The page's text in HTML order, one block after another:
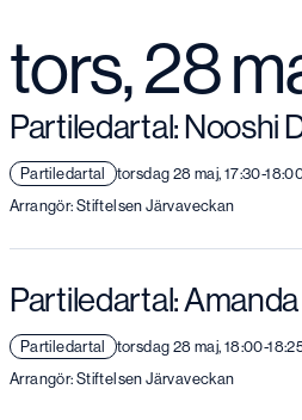
tors, 28
Partiledartal: Nooshi
Partiledartal torsdag 28 maj, 17:30-
Arrangör: Stiftelsen Järvaveckan
Partiledartal:
Partiledartal torsdag 28 maj, 18:00-
Arrangör: Stiftelsen Järvaveckan